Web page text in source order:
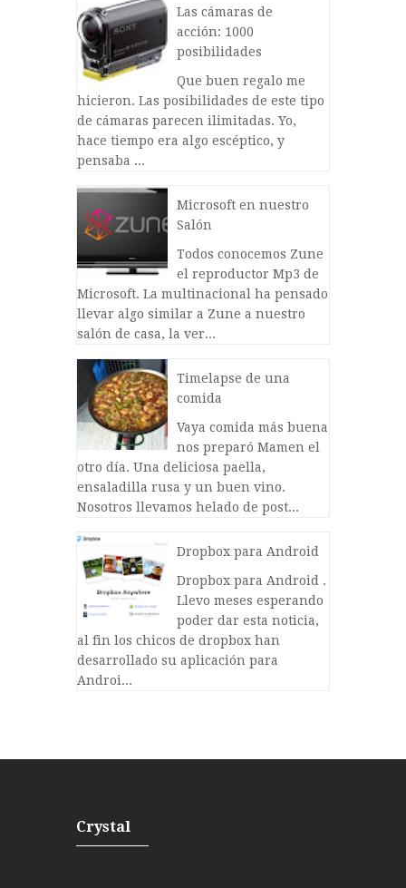
Las cámaras de
acción: 1000
posibilidades
Que buen regalo me
hicieron. Las posibilidades de este tipo
de cámaras parecen ilimitadas. Yo,
hace tiempo era algo escéptico, y
pensaba ...
Microsoft en nuestro
Salón
Todos conocemos Zune
el reproductor Mp3 de
Microsoft. La multinacional ha pensado
llevar algo similar a Zune a nuestro
salón de casa, la ver...
Timelapse de una
comida
Vaya comida más buena
nos preparó Mamen el
otro día. Una deliciosa paella,
ensaladilla rusa y un buen vino.
Nosotros llevamos helado de post...
Dropbox para Android
Dropbox para Android .
Llevo meses esperando
poder dar esta noticia,
al fin los chicos de dropbox han
desarrollado su aplicación para
Androi...
Crystal